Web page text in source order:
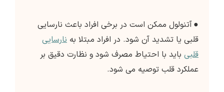
●آتنولول ممکن است در برخی افراد باعث نارسایی
قلبی یا تشدید آن شود. در افراد مبتلا به نارسایی
قلبی باید با احتیاط مصرف شود و نظارت دقیق بر
عملکرد قلب توصیه می شود.